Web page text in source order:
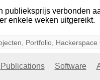
publieksprijs verbonden
enkele weken uitgereikt.
, Portfolio, Hackerspace
Publications Software